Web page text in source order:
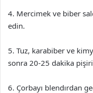
4. Mercimek ve biber
edin.
5. Tuz, karabiber ve
sonra 20-25 dakika
6. Çorbayı blendırdan